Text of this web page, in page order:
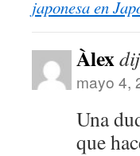
japonesa en
Àlex
mayo 4,
Una
que